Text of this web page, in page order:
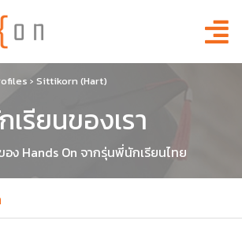
› Sittikorn (Hart)
เรียนของเรา
อง Hands On จากรุ่นพี่นักเรียนไทย